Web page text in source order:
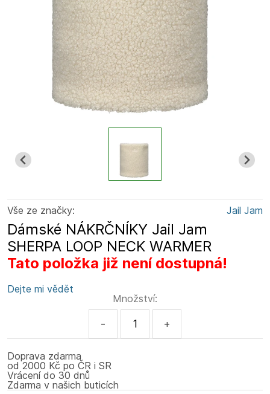
Vše ze značky: Jail Jam
Dámské NÁKRČNÍKY Jail Jam
SHERPA LOOP NECK WARMER
Tato položka již není dostupná!
Dejte mi vědět
Množství:
- +
Doprava zdarma
od 2000 Kč po ČR i SR
Vrácení do 30 dnů
Zdarma v našich buticích